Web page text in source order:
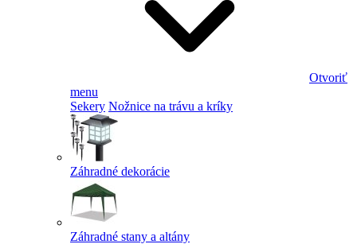
Otvoriť
menu
Sekery Nožnice na trávu a kríky
Záhradné dekorácie
Záhradné stany a altány